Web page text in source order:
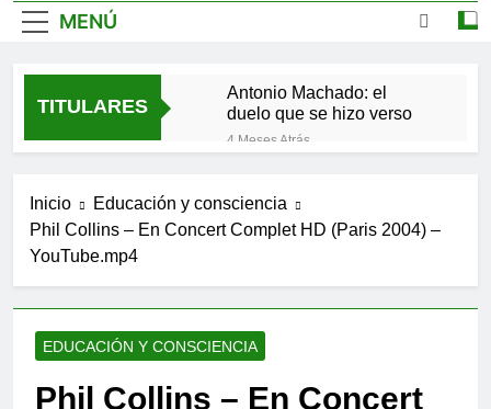
MENÚ
TITULARES
Antonio Machado: el
duelo que se hizo verso
4 Meses Atrás
5 Meses Atrás
🌸 La fuerza olvidada de
9 Meses Atrás
«La kinesina y la felicidad:
cómo una proteína
impulsa tu bienestar»
9 Meses Atrás
cómo las creencias
Inicio
Educación y consciencia
Phil Collins – En Concert Complet HD (Paris 2004) –
YouTube.mp4
EDUCACIÓN Y CONSCIENCIA
Phil Collins – En Concert